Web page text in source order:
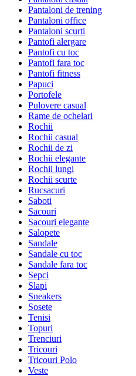
Pantaloni de trening
Pantaloni office
Pantaloni scurti
Pantofi alergare
Pantofi cu toc
Pantofi fara toc
Pantofi fitness
Papuci
Portofele
Pulovere casual
Rame de ochelari
Rochii
Rochii casual
Rochii de zi
Rochii elegante
Rochii lungi
Rochii scurte
Rucsacuri
Saboti
Sacouri
Sacouri elegante
Salopete
Sandale
Sandale cu toc
Sandale fara toc
Sepci
Slapi
Sneakers
Sosete
Tenisi
Topuri
Trenciuri
Tricouri
Tricouri Polo
Veste